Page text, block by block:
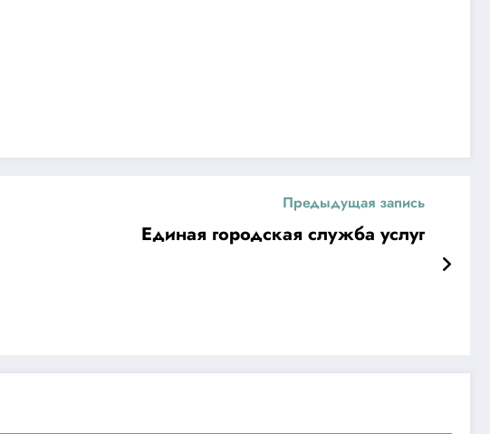
Предыдущая запись
Единая городская служба услуг